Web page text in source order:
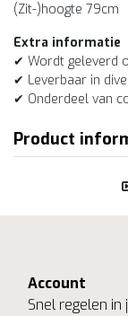
(Zit-)hoogte 79cm
Extra informatie
✔ Wordt geleverd
✔ Leverbaar in
✔ Onderdeel van
Product
Account
Snel regelen